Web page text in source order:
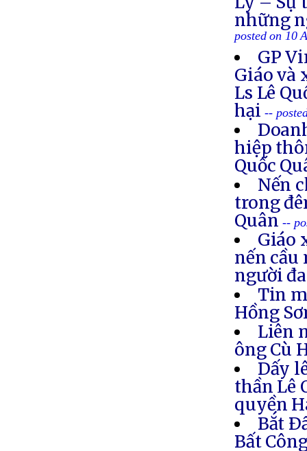
những
posted on 10
GP
Giáo và
Ls Lê
hại--
hiệp
Quốc
Nến
trong
Quân--
Giáo
nến cầu
người
Tin
Hồng
Liên
ông Cù
Dấy
thần Lê
quyền
Bắt
Bất